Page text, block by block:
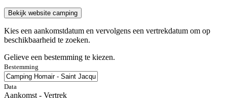
Bekijk website camping
Kies een aankomstdatum en vervolgens een vertrekdatum om op
beschikbaarheid te zoeken.
Gelieve een bestemming te kiezen.
Bestemming
Data
Aankomst - Vertrek